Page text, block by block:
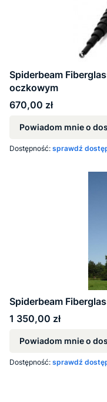
Spiderbeam
oczkowym
Cena
670,00 zł
Powiadom mnie o
Dostępność: sprawdź
Spiderbeam
Cena
1 350,00 zł
Powiadom mnie o
Dostępność: sprawdź